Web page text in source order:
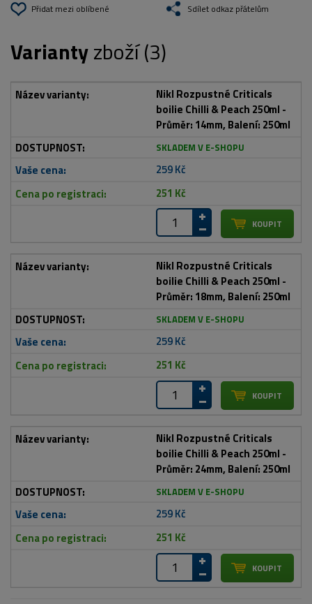
Přidat mezi oblíbené Sdílet odkaz přátelům
Variantyzboží (3)
Nikl Rozpustné Criticals
boilie Chilli & Peach 250ml -
Průměr: 14mm, Balení: 250ml
SKLADEM V E-SHOPU
259 Kč
251 Kč
Nikl Rozpustné Criticals
boilie Chilli & Peach 250ml -
Průměr: 18mm, Balení: 250ml
SKLADEM V E-SHOPU
259 Kč
251 Kč
Nikl Rozpustné Criticals
boilie Chilli & Peach 250ml -
Průměr: 24mm, Balení: 250ml
SKLADEM V E-SHOPU
259 Kč
251 Kč